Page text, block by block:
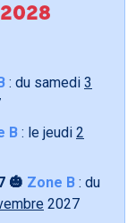
: du samedi 3
B : le jeudi 2
🎃 Zone B : du
2027